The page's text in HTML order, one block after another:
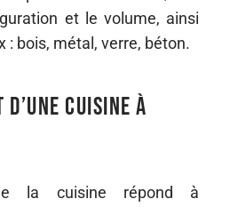
et le volume, ainsi
: bois, métal, verre, béton.
d’une cuisine à
de la cuisine répond à